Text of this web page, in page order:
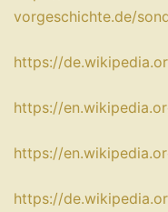
vorgeschichte.de/
https://
https://
https://
https://